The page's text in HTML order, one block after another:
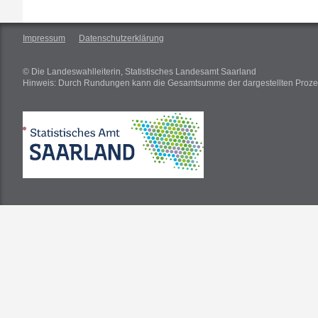
Impressum Datenschutzerklärung
© Die Landeswahlleiterin, Statistisches Landesamt Saarland
Hinweis: Durch Rundungen kann die Gesamtsumme der dargestellten